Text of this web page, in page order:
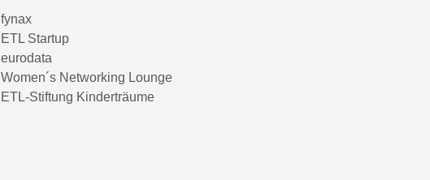
fynax
ETL Startup
eurodata
Women´s Networking Lounge
ETL-Stiftung Kinderträume